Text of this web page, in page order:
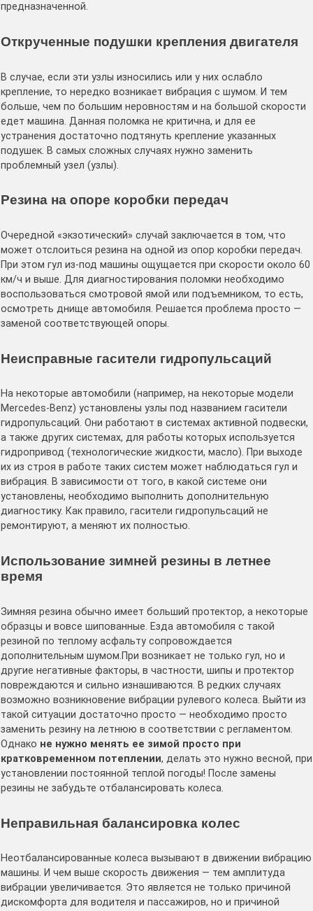
предназначенной.
Открученные подушки крепления двигателя
В случае, если эти узлы износились или у них ослабло
крепление, то нередко возникает вибрация с шумом. И тем
больше, чем по большим неровностям и на большой скорости
едет машина. Данная поломка не критична, и для ее
устранения достаточно подтянуть крепление указанных
подушек. В самых сложных случаях нужно заменить
проблемный узел (узлы).
Резина на опоре коробки передач
Очередной «экзотический» случай заключается в том, что
может отслоиться резина на одной из опор коробки передач.
При этом гул из-под машины ощущается при скорости около 60
км/ч и выше. Для диагностирования поломки необходимо
воспользоваться смотровой ямой или подъемником, то есть,
осмотреть днище автомобиля. Решается проблема просто —
заменой соответствующей опоры.
Неисправные гасители гидропульсаций
На некоторые автомобили (например, на некоторые модели
Mercedes-Benz) установлены узлы под названием гасители
гидропульсаций. Они работают в системах активной подвески,
а также других системах, для работы которых используется
гидропривод (технологические жидкости, масло). При выходе
их из строя в работе таких систем может наблюдаться гул и
вибрация. В зависимости от того, в какой системе они
установлены, необходимо выполнить дополнительную
диагностику. Как правило, гасители гидропульсаций не
ремонтируют, а меняют их полностью.
Использование зимней резины в летнее
время
Зимняя резина обычно имеет больший протектор, а некоторые
образцы и вовсе шипованные. Езда автомобиля с такой
резиной по теплому асфальту сопровождается
дополнительным шумом.При возникает не только гул, но и
другие негативные факторы, в частности, шипы и протектор
повреждаются и сильно изнашиваются. В редких случаях
возможно возникновение вибрации рулевого колеса. Выйти из
такой ситуации достаточно просто — необходимо просто
заменить резину на летнюю в соответствии с регламентом.
Однако не нужно менять ее зимой просто при
кратковременном потеплении, делать это нужно весной, при
установлении постоянной теплой погоды! После замены
резины не забудьте отбалансировать колеса.
Неправильная балансировка колес
Неотбалансированные колеса вызывают в движении вибрацию
машины. И чем выше скорость движения — тем амплитуда
вибрации увеличивается. Это является не только причиной
дискомфорта для водителя и пассажиров, но и причиной